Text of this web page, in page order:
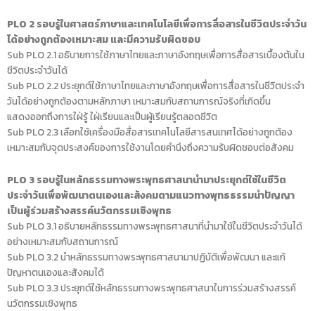
PLO 2 รอบรู้ในศาสตร์ภาษาและเทคโนโลยีเพื่อการสื่อสารในชีวิตประจำวัน
ได้อย่างถูกต้องเหมาะสม และมีความรับผิดชอบ
Sub PLO 2.1 อธิบายการใช้ภาษาไทยและภาษาอังกฤษเพื่อการสื่อสารเบื้องต้นใน
ชีวิตประจำวันได้
Sub PLO 2.2 ประยุกต์ใช้ภาษาไทยและภาษาอังกฤษเพื่อการสื่อสารในชีวิตประจำ
วันได้อย่างถูกต้องตามหลักภาษา เหมาะสมกับสถานการณ์จริงที่เกิดขึ้น
แสดงออกถึงการใฝ่รู้ ใฝ่เรียนและเป็นผู้เรียนรู้ตลอดชีวิต
Sub PLO 2.3 เลือกใช้เครื่องมือสื่อสารเทคโนโลยีสารสนเทศได้อย่างถูกต้อง
เหมาะสมกับจุดประสงค์ของการใช้งานโดยคำนึงถึงความรับผิดชอบต่อสังคม
PLO 3 รอบรู้ในหลักธรรมทางพระพุทธศาสนานำมาประยุกต์ใช้ในชีวิต
ประจำวันเพื่อพัฒนาตนเองและสังคมตามแนวทางพุทธธรรมนำปัญญา
เป็นผู้ร่วมสร้างสรรค์นวัตกรรมเชิงพุทธ
Sub PLO 3.1 อธิบายหลักธรรมทางพระพุทธศาสนาที่นำมาใช้ในชีวิตประจำวันได้
อย่างเหมาะสมกับสถานการณ์
Sub PLO 3.2 นำหลักธรรมทางพระพุทธศาสนามาปฏิบัติเพื่อพัฒนา และแก้
ปัญหาตนเองและสังคมได้
Sub PLO 3.3 ประยุกต์ใช้หลักธรรมทางพระพุทธศาสนาในการร่วมสร้างสรรค์
นวัตกรรมเชิงพุทธ